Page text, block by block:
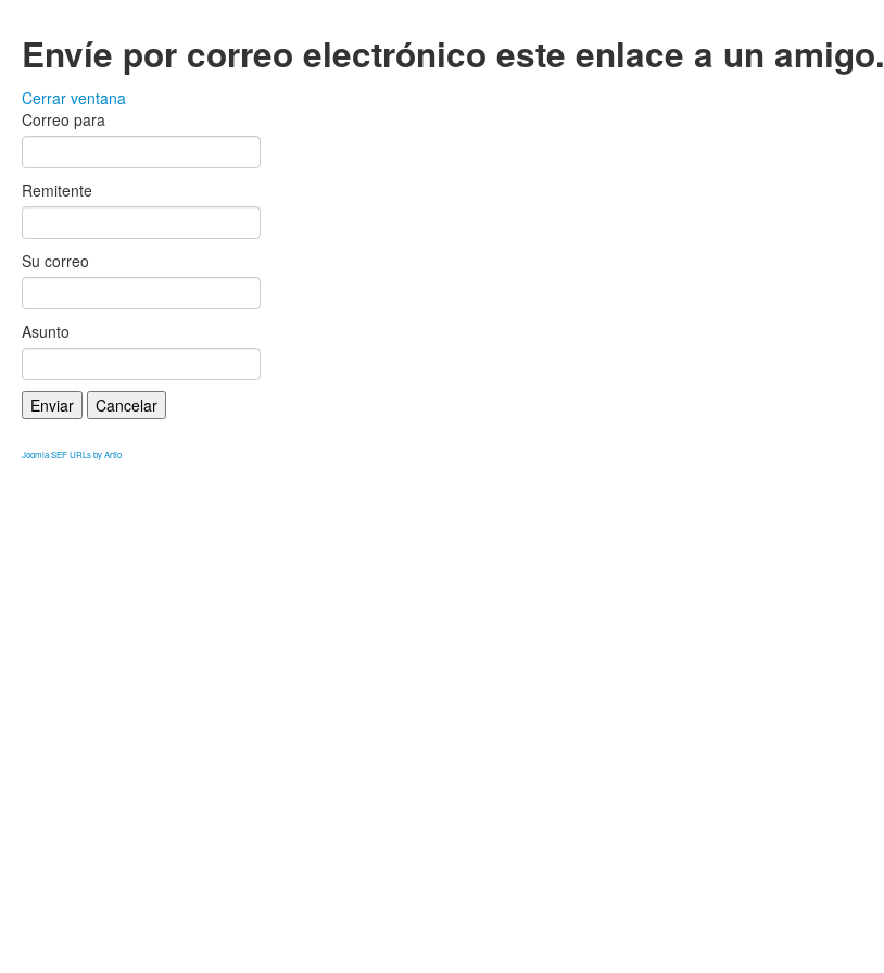
Envíe por correo electrónico este enlace a un amigo.
Cerrar ventana
Correo para
Remitente
Su correo
Asunto
Enviar Cancelar
Joomla SEF URLs by Artio